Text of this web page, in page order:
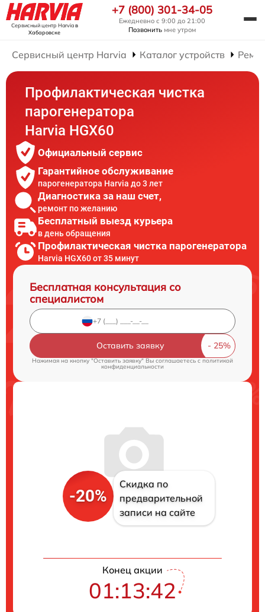
Сервисный центр Harviaв
Хабаровске
+7 (800) 301-34-05
Ежедневно с 9:00 до 21:00
Позвонить мне утром
Сервисный центр Harvia Каталог устройств
Профилактическая чистка
парогенератора
Harvia HGX60
Официальный сервис
Гарантийное обслуживание
парогенератора Harvia до 3 лет
Диагностика за наш счет,
ремонт по желанию
Бесплатный выезд курьера
в день обращения
Профилактическая чистка парогенератора
Harvia HGX60 от 35 минут
Бесплатная консультация со
специалистом
Оставить заявку
Нажимая на кнопку "Оставить заявку" Вы соглашаетесь cполитикой
конфиденциальности
-20%
Скидка по
предварительной
записи на сайте
Конец акции
01:13:42